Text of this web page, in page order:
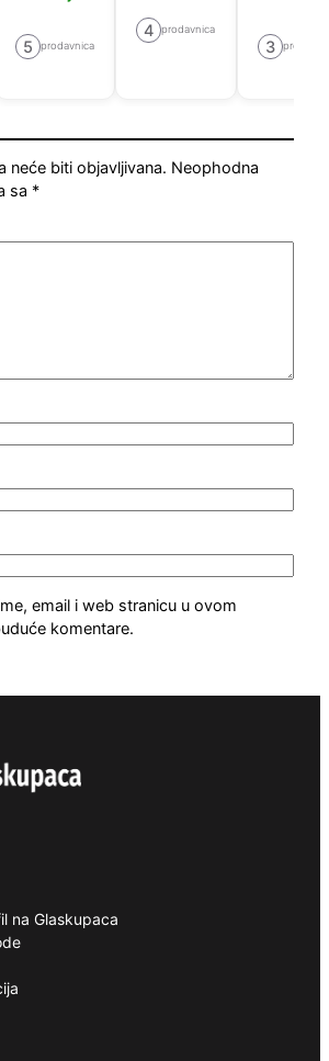
5 prodavnica
4 prodavnica
3
neće biti objavljivana. Neophodna
sa *
email i web stranicu u ovom
komentare.
na Glaskupaca